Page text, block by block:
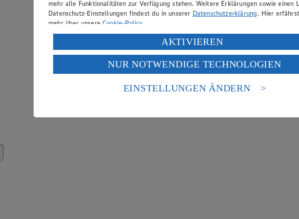
mehr alle Funktionalitäten zur Verfügung stehen. Weitere Erklärungen sowie einen
Datenschutz-Einstellungen findest du in unserer Datenschutzerklärung. Hier
mehr über unsereCookie-Policy.
Verarbeitung deiner personenbezogenen Daten in den USA durch Facebook und
Wenn du auf „Aktivieren“ klickst, willigst du im Sinne des Art. 49 Abs. 1 Satz 1 lit.
ein, dass deine Daten in den USA verarbeitet werden. Der EuGH sieht die USA als
einem nach europäischen Standards nicht angemessenen Datenschutzniveau an. Es
Risiko eines Zugriffs durch US-amerikanische Behörden.
AKTIVIEREN
NUR NOTWENDIGE TECHNOLOGIEN
EINSTELLUNGEN ÄNDERN